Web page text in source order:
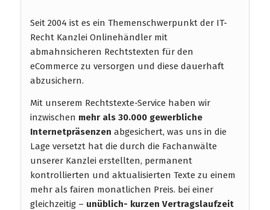
Seit 2004 ist es ein Themenschwerpunkt der IT-
Recht Kanzlei Onlinehändler mit
abmahnsicheren Rechtstexten für den
eCommerce zu versorgen und diese dauerhaft
abzusichern.
Mit unserem Rechtstexte-Service haben wir
inzwischen mehr als 30.000 gewerbliche
Internetpräsenzen abgesichert, was uns in die
Lage versetzt hat die durch die Fachanwälte
unserer Kanzlei erstellten, permanent
kontrollierten und aktualisierten Texte zu einem
mehr als fairen monatlichen Preis. bei einer
gleichzeitig – unüblich- kurzen Vertragslaufzeit